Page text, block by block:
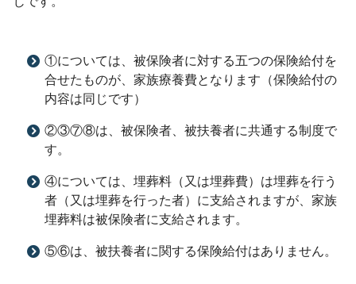
①については、被保険者に対する五つの保険給付を
合せたものが、家族療養費となります（保険給付の
内容は同じです）
②③⑦⑧は、被保険者、被扶養者に共通する制度で
す。
④については、埋葬料（又は埋葬費）は埋葬を行う
者（又は埋葬を行った者）に支給されますが、家族
埋葬料は被保険者に支給されます。
⑤⑥は、被扶養者に関する保険給付はありません。